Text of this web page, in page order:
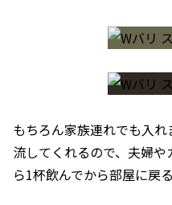
もちろん家族連れでも入
流してくれるので、夫婦
ら1杯飲んでから部屋に戻